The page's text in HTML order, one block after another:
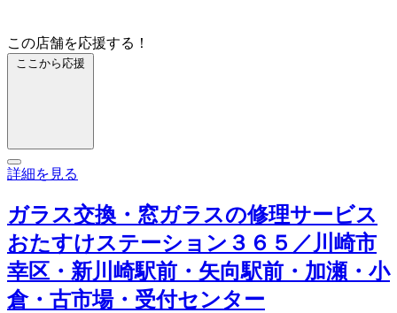
この店舗を応援する！
ここから応援
詳細を見る
ガラス交換・窓ガラスの修理サービス
おたすけステーション３６５／川崎市
幸区・新川崎駅前・矢向駅前・加瀬・小
倉・古市場・受付センター